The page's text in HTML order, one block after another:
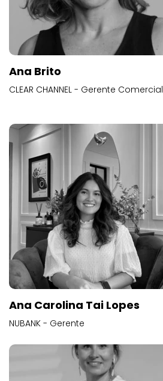
Ana Brito
CLEAR CHANNEL - Gerente Comercial
Ana Carolina Tai Lopes
NUBANK - Gerente